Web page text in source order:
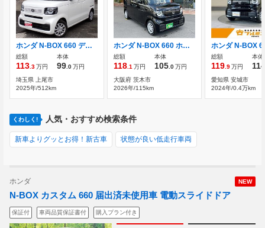
ホンダ N-BOX 660 ディスプレイオーディオ バックカメラ
総額
113.3万円
本体
99.0万円
埼玉県 上尾市
2025年/512km
ホンダ N-BOX 660 ホンダセンシング/LEDヘッドライト/プッシ
総額
118.1万円
本体
105.0万円
大阪府 茨木市
2026年/115km
総額
119.9万円
本体
114
愛知県 安城市
2024年/0.4万km
くわしく! 人気・おすすめ検索条件
新車よりグッとお得！新古車 状態が良い低走行車両
NEW
ホンダ
N-BOX カスタム 660 届出済未使用車 電動スライドドア
保証付 車両品質保証書付 購入プラン付き